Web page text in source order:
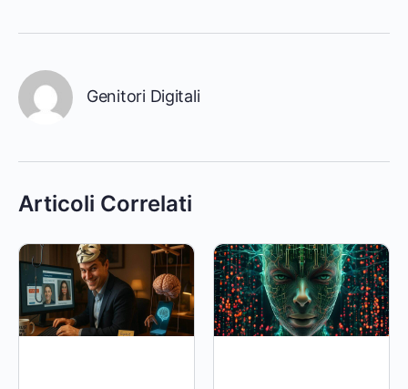
Genitori Digitali
Articoli Correlati